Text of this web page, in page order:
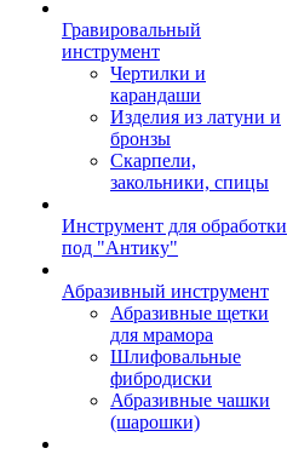
Гравировальный
инструмент
Чертилки и
карандаши
Изделия из латуни и
бронзы
Скарпели,
закольники, спицы
Инструмент для обработки
под "Антику"
Абразивный инструмент
Абразивные щетки
для мрамора
Шлифовальные
фибродиски
Абразивные чашки
(шарошки)